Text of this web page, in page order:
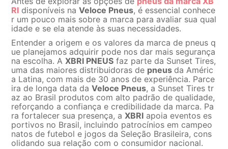
RI disponíveis naVeloce Pneus, é essencial conhece
r um pouco mais sobre a marca para avaliar sua qual
idade e se ela atende às suas necessidades.
Entender a origem e os valores da marca de pneus q
ue planejamos adquirir pode nos dar mais segurança
na escolha. AXBRI PNEUS faz parte da Sunset Tires,
uma das maiores distribuidoras de pneus da Améric
a Latina, com mais de 30 anos de experiência. Parce
ira de longa data daVeloce Pneus, a Sunset Tires tr
az ao Brasil produtos com alto padrão de qualidade,
reforçando a confiança e credibilidade da marca. Pa
ra fortalecer sua presença, aXBRI apoia eventos es
portivos no Brasil, incluindo patrocínios em campeo
natos de futebol e jogos da Seleção Brasileira, cons
olidando sua relação com o consumidor nacional.